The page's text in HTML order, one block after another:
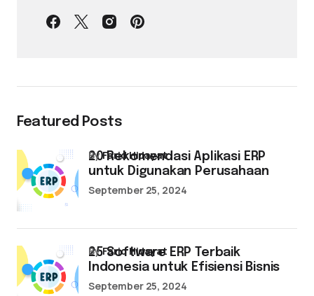
Featured Posts
20 Rekomendasi Aplikasi ERP
untuk Digunakan Perusahaan
byFarid Hidayat
September 25, 2024
25 Software ERP Terbaik
Indonesia untuk Efisiensi Bisnis
byFarid Hidayat
September 25, 2024